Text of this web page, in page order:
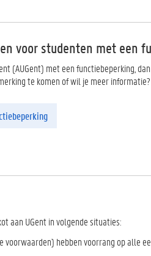
voor studenten met een
(AUGent) met een functiebeperking,
te komen of wil je meer informatie?
aan UGent in volgende situaties:
voorwaarden) hebben voorrang op alle